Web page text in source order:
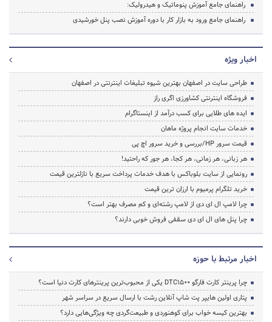
راهنمای جامع آموزش پنوماتیک و هیدرولیک:
راهنمای جامع ورود به بازار کار با دوره آموزش نصب پنل خورشیدی
اخبار ویژه
طراحی سایت در اصفهان بهترین شیوه تبلیغات اینترنتی در اصفهان
فروشگاه اینترنتی کشاورزی اگری راز
ایده های طلایی برای کسب درآمد از اینستاگرام
خدمات سایت انجام پروژه ماهان
قیمت سرور HP/بررسی و خرید سرور اچ پی
هر زبانی، هر زمانی، هر کجا، هر جور که راحتید!
رونمایی از سایت بلوباکس با هدف خدمات پرداخت سریع با نازلترین قیمت
خرید تلگرام پرمیوم با ارزان ترین قیمت
چرا لامپ ال ای دی از لامپ رشته‌ای و کم مصرف بهتر است؟
چرا پنل های ال ای دی سقفی فروش خوبی دارند؟
اخبار مرتبط با حوزه
چرا پرینتر کارت فارگو DTC1500 یکی از محبوب‌ترین پرینترهای کارت دنیا است؟
پتاری اولین هایپر پت شاپ آنلاین رشت با ارسال سریع در سراسر شهر
بهترین کیسه خواب برای کوهنوردی و طبیعت‌گردی چه ویژگی‌هایی دارد؟